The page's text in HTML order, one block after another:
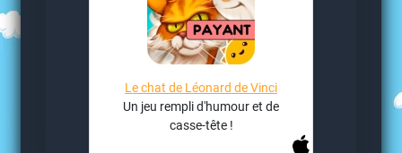
Le chat de Léonard de Vinci
Un jeu rempli d'humour et de
casse-tête !